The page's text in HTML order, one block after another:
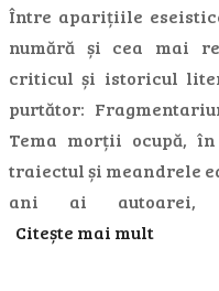
Între aparițiile
numără și cea mai
criticul și istoricul
purtător:
Tema morții ocupă,
traiectul și meandrele
ani ai autoarei,
Citește mai mult